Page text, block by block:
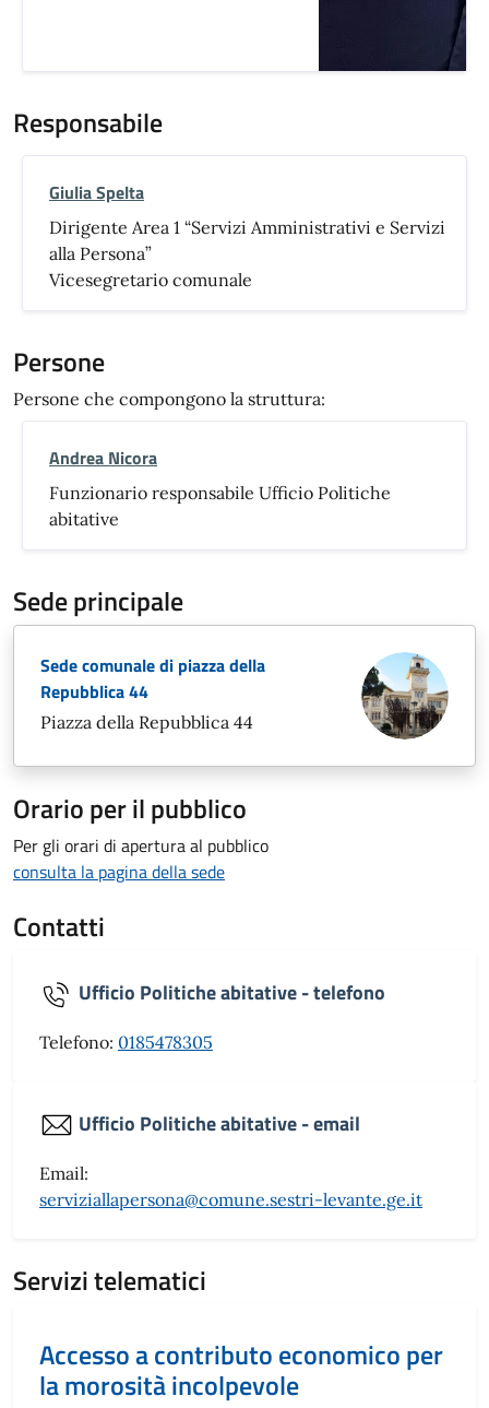
Responsabile
Giulia Spelta
Dirigente Area 1 “Servizi Amministrativi e Servizi
alla Persona”
Vicesegretario comunale
Persone
Persone che compongono la struttura:
Andrea Nicora
Funzionario responsabile Ufficio Politiche
abitative
Sede principale
Sede comunale di piazza della
Repubblica 44
Piazza della Repubblica 44
Orario per il pubblico
Per gli orari di apertura al pubblico
consulta la pagina della sede
Contatti
Ufficio Politiche abitative - telefono
Telefono: 0185478305
Ufficio Politiche abitative - email
Email:
serviziallapersona@comune.sestri-levante.ge.it
Servizi telematici
Accesso a contributo economico per
la morosità incolpevole